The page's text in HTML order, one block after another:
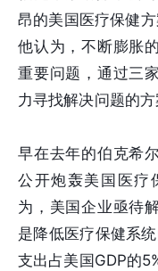
昂的美国医疗保健方
他认为，不断膨胀
重要问题，通过三
力寻找解决问题的方
早在去年的伯克希
公开炮轰美国医疗
为，美国企业亟待
是降低医疗保健系
支出占美国GDP的